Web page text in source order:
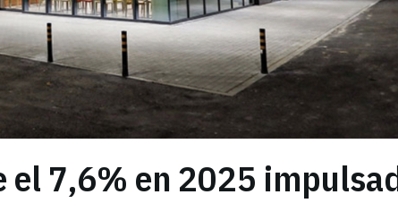
el 7,6% en 2025